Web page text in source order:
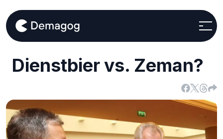
Dienstbier vs. Zeman?